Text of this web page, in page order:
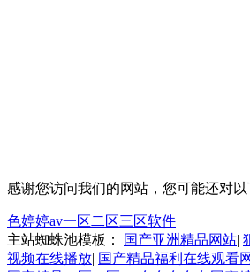
感谢您访问我们的网站，您可能还对以
色婷婷av一区二区三区软件
主站蜘蛛池模板：
国产亚洲精品网站|
视频在线播放| 国产精品福利在线观看